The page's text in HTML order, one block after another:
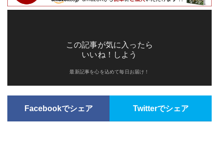
この記事が気に入ったら
いいね！しよう
最新記事を心を込めて毎日お届け！
Facebookでシェア Twitterでシェア